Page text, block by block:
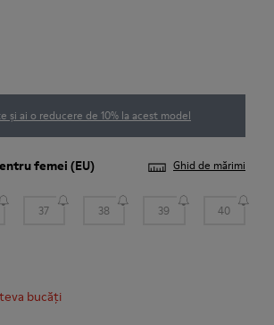
și ai o reducere de 10% la acest model
femei (EU) Ghid de mărimi
37 38 39 40
bucăți